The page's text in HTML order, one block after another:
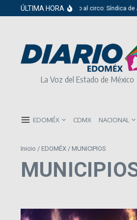
Saltar al contenido
ÚLTIMA HORADel cabildo al circo: Síndica de
La Voz del Estado de México
EDOMÉX CDMX NACIONAL
Inicio / EDOMÉX / MUNICIPIOS